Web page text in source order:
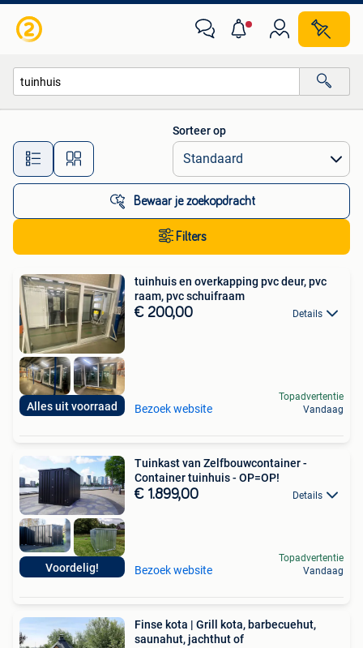
Alle afstanden…
Sorteer op
Bewaar je zoekopdracht
Filters
Alles uit voorraad
tuinhuis en overkapping pvc deur, pvc
raam, pvc schuifraam
€ 200,00 Details
Bezoek website
Topadvertentie
Vandaag
Voordelig!
Tuinkast van Zelfbouwcontainer -
Container tuinhuis - OP=OP!
€ 1.899,00 Details
Bezoek website
Topadvertentie
Vandaag
Finse kota | Grill kota, barbecuehut,
saunahut, jachthut of